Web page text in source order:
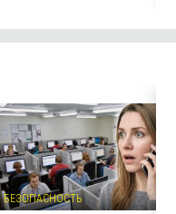
БЕЗОПАСНОСТЬ